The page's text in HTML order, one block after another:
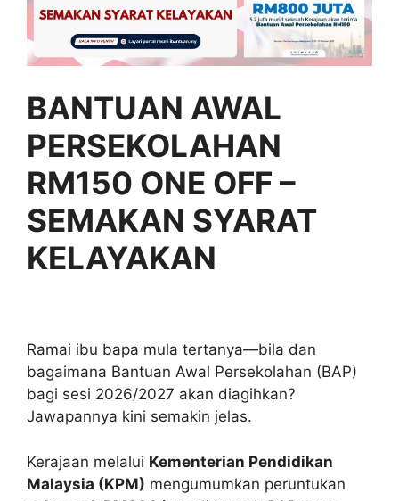
BANTUAN AWAL
PERSEKOLAHAN
RM150 ONE OFF –
SEMAKAN SYARAT
KELAYAKAN
Ramai ibu bapa mula tertanya—bila dan
bagaimana Bantuan Awal Persekolahan (BAP)
bagi sesi 2026/2027 akan diagihkan?
Jawapannya kini semakin jelas.
Kerajaan melalui Kementerian Pendidikan
Malaysia (KPM) mengumumkan peruntukan